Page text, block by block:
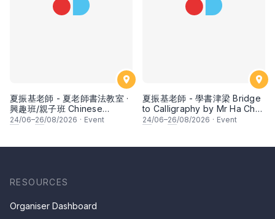
夏振基老師 - 夏老師書法教室 ·
興趣班/親子班 Chinese
Calligraphy Class for Parents
24/06–26/08/2026 · Event
夏振基老師 - 學書津梁 Bridge
to Calligraphy by Mr Ha Chan
Kee
24/06–26/08/2026 · Event
RESOURCES
Organiser Dashboard